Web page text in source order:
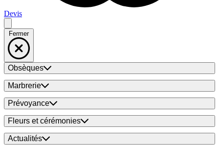
Devis
Fermer
Obsèques
Marbrerie
Prévoyance
Fleurs et cérémonies
Actualités